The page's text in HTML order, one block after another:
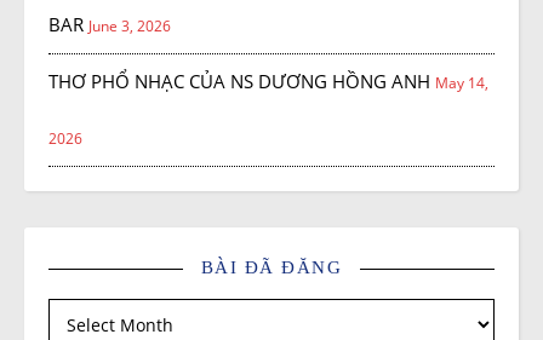
BAR June 3, 2026
THƠ PHỔ NHẠC CỦA NS DƯƠNG HỒNG ANH May 14,
2026
BÀI ĐÃ ĐĂNG
Bài đã đăng